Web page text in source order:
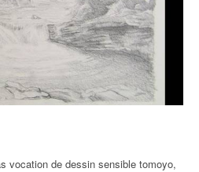
vocation de dessin sensible tomoyo,